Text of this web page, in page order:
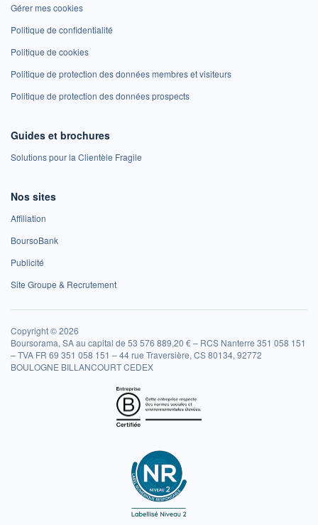
Gérer mes cookies
Politique de confidentialité
Politique de cookies
Politique de protection des données membres et visiteurs
Politique de protection des données prospects
Guides et brochures
Solutions pour la Clientèle Fragile
Nos sites
Affiliation
BoursoBank
Publicité
Site Groupe & Recrutement
Copyright © 2026
Boursorama, SA au capital de 53 576 889,20 € – RCS Nanterre 351 058 151
– TVA FR 69 351 058 151 – 44 rue Traversière, CS 80134, 92772
BOULOGNE BILLANCOURT CEDEX